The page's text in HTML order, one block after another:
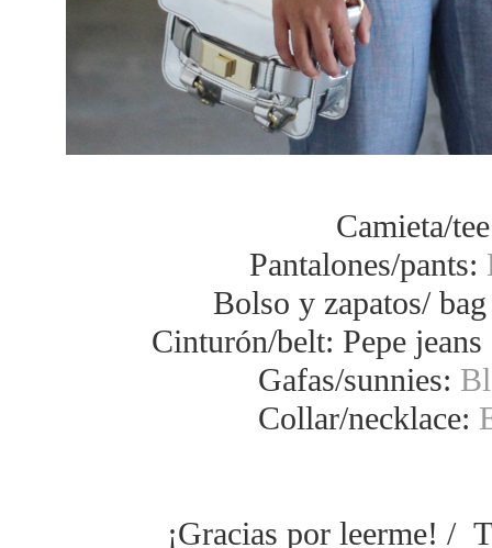
Camieta/
Pantalones/pants:
Bolso y zapatos/
Cinturón/belt: Pepe jeans
Gafas/sunnies:
Collar/necklace:
¡Gracias por leerme! /